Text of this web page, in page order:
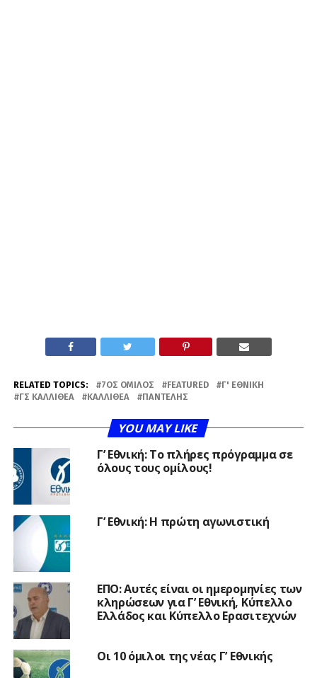
RELATED TOPICS: 7ΟΣ ΌΜΙΛΟΣ FEATURED
Γ' ΕΘΝΙΚΉ
ΓΣ ΚΑΛΛΙΘΈΑ
ΚΑΛΛΙΘΈΑ ΠΑΝΤΕΛΗΣ
YOU MAY LIKE
Γ’ Εθνική: Το πλήρες πρόγραμμα σε
όλους τους ομίλους!
Γ’ Εθνική: Η πρώτη αγωνιστική
ΕΠΟ: Αυτές είναι οι ημερομηνίες των
κληρώσεων για Γ’ Εθνική, Κύπελλο
Ελλάδος και Κύπελλο Ερασιτεχνών
Οι 10 όμιλοι της νέας Γ’ Εθνικής